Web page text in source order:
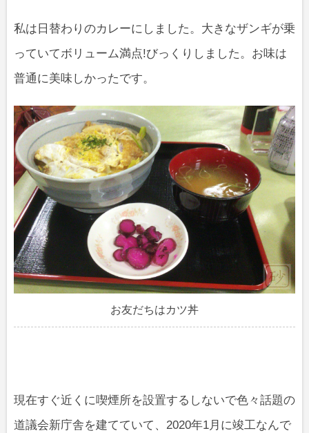
私は日替わりのカレーにしました。大きなザンギが乗
っていてボリューム満点!びっくりしました。お味は
普通に美味しかったです。
お友だちはカツ丼
現在すぐ近くに喫煙所を設置するしないで色々話題の
道議会新庁舎を建てていて、2020年1月に竣工なんで